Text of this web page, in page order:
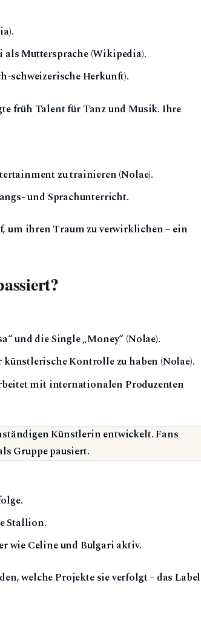
Muttersprache (Wikipedia).
schweizerische Herkunft).
früh Talent für Tanz und Musik. Ihre
zu trainieren (Nolae).
und Sprachunterricht.
um ihren Traum zu verwirklichen – ein
und die Single „Money“ (Nolae).
künstlerische Kontrolle zu haben (Nolae).
mit internationalen Produzenten
Künstlerin entwickelt. Fans
Gruppe pausiert.
Stallion.
wie Celine und Bulgari aktiv.
welche Projekte sie verfolgt – das Label